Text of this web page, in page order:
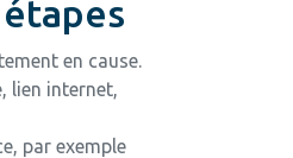
en cause.
lien internet,
par exemple